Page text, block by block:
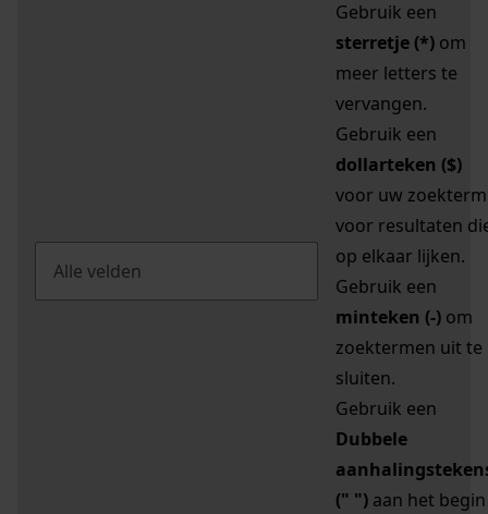
Gebruik een
sterretje (*) om
meer letters te
vervangen.
Gebruik een
dollarteken ($)
voor uw zoekterm
voor resultaten
op elkaar lijken.
Gebruik een
minteken (-) om
zoektermen uit te
sluiten.
Gebruik een
Dubbele
(" ") aan het begin